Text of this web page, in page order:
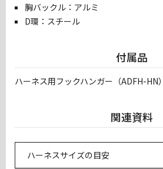
胸バックル：アルミ
D環：スチール
付属品
ハーネス用フックハンガー（ADFH-HN）
関連資料
ハーネスサイズの目安Url Link